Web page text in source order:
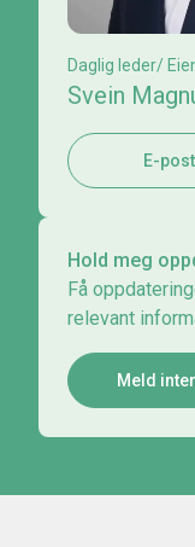
Daglig leder/
Svein
E-post
Hold meg
Få
relevant
Meld